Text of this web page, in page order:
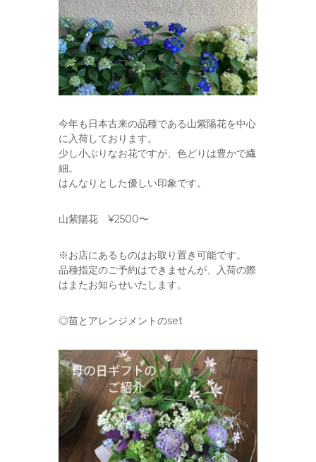
今年も日本古来の品種である山紫陽花を中心
に入荷しております。
少し小ぶりなお花ですが、色どりは豊かで繊
細。
はんなりとした優しい印象です。
山紫陽花 ¥2500〜
※お店にあるものはお取り置き可能です。
品種指定のご予約はできませんが、入荷の際
はまたお知らせいたします。
◎苗とアレンジメントのset